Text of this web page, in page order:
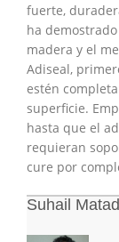
fuerte,
ha
madera y el
Adiseal,
estén
superficie.
hasta que el
requieran
cure por
Suhail